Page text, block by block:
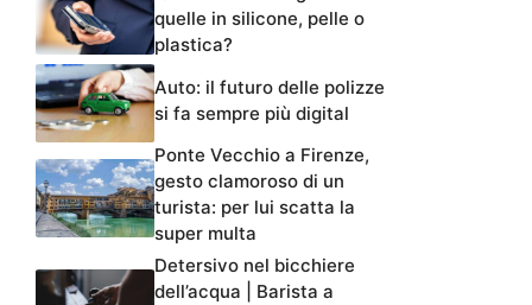
quelle in silicone, pelle o
plastica?
Auto: il futuro delle polizze
si fa sempre più digital
Ponte Vecchio a Firenze,
gesto clamoroso di un
turista: per lui scatta la
super multa
Detersivo nel bicchiere
dell’acqua | Barista a